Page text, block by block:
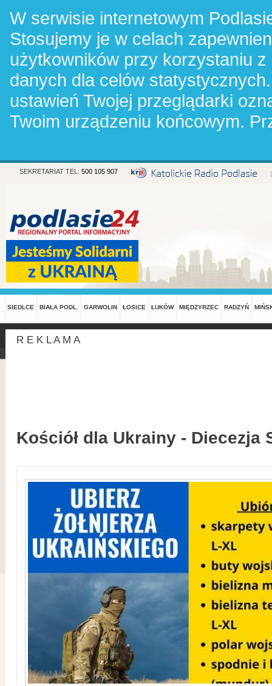
W serwisie internetowym
Stosujemy je w celach
użytkowników przy korzystaniu
danych dla celów
ustawień Twojej przeglądarki
Twoim urządzeniu końcowym.
SEKRETARIAT TEL: 500 105 907
SIEDLCE BIAŁA PODL. GARWOLIN ŁOSICE ŁUKÓW MIĘDZYRZEC RADZYŃ
R E K L A M A
Kościół dla Ukrainy - Diecezja